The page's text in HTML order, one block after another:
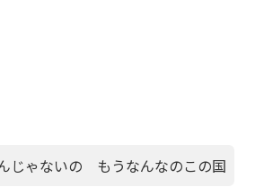
じゃないの もうなんなのこの国